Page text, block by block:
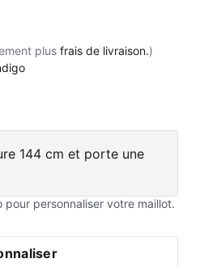
plusfrais de livraison.)
144 cm et porte une
pour personnaliser votre maillot.